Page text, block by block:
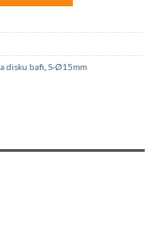
disku bafi S-Ø15mm